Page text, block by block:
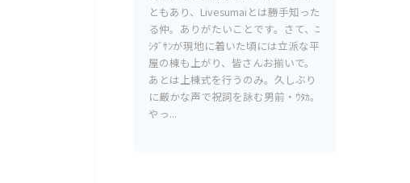
ともあり、Livesumaiとは勝手知った
る仲。ありがたいことです。さて、ﾆ
ｼﾀﾞｻﾝが現地に着いた頃には立派な平
屋の棟も上がり、皆さんお揃いで。
あとは上棟式を行うのみ。久しぶり
に厳かな声で祝詞を詠む男前・ｳﾀｶ。
やっ...